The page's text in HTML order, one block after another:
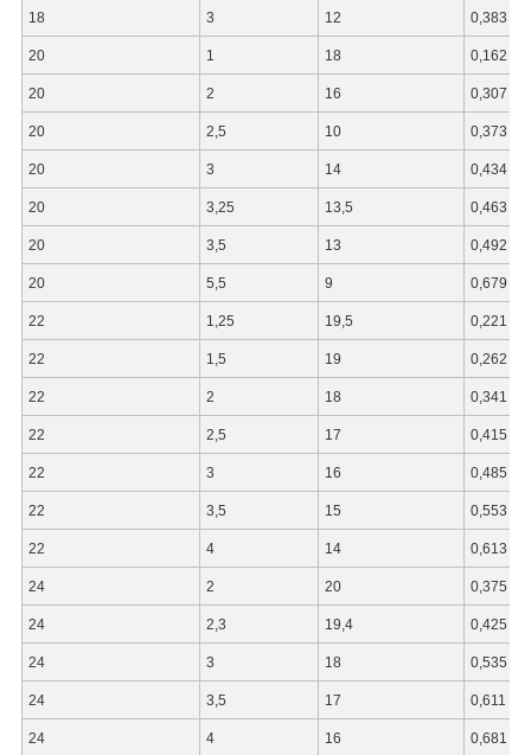
18 3 12 0,383
20 1 18 0,162
20 2 16 0,307
20 2,5 10 0,373
20 3 14 0,434
20 3,25 13,5 0,463
20 3,5 13 0,492
20 5,5 9 0,679
22 1,25 19,5 0,221
22 1,5 19 0,262
22 2 18 0,341
22 2,5 17 0,415
22 3 16 0,485
22 3,5 15 0,553
22 4 14 0,613
24 2 20 0,375
24 2,3 19,4 0,425
24 3 18 0,535
24 3,5 17 0,611
24 4 16 0,681